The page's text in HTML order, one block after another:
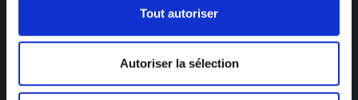
Tout autoriser
Autoriser la sélection
Ouvert du lundi au vendredi